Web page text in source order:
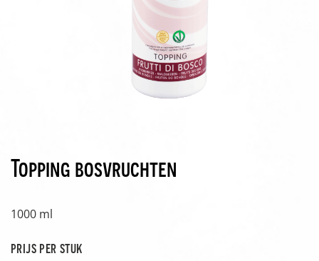
Topping bosvruchten
1000 ml
prijs per stuk